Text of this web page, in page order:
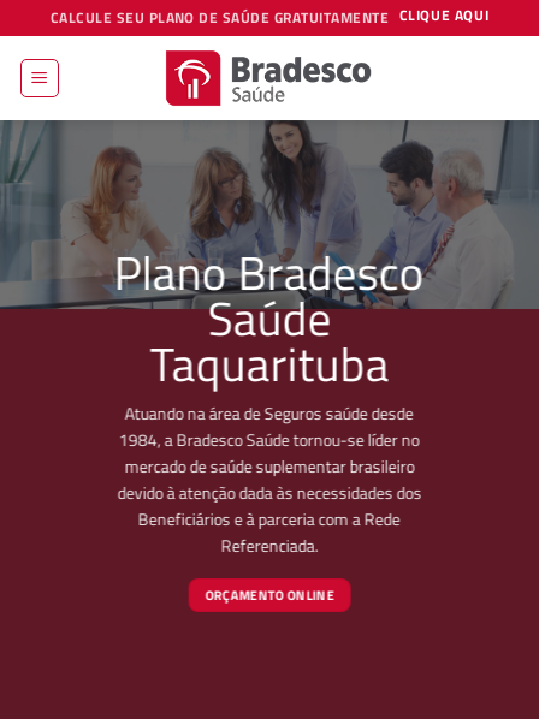
to
content
CALCULE SEU PLANO DE SAÚDE GRATUITAMENTE CLIQUE AQUI
Plano Bradesco
Saúde
Taquarituba
Atuando na área de Seguros saúde desde
1984, a Bradesco Saúde tornou-se líder no
mercado de saúde suplementar brasileiro
devido à atenção dada às necessidades dos
Beneficiários e à parceria com a Rede
Referenciada.
ORÇAMENTO ONLINE